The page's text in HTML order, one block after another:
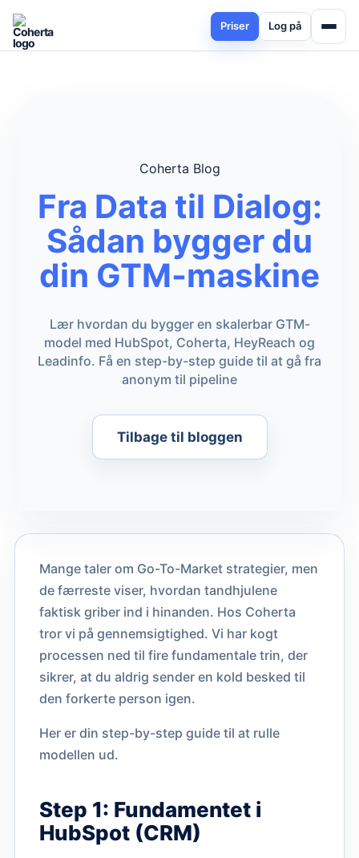
Priser Log på
Coherta Blog
Fra Data til Dialog:
Sådan bygger du
din GTM-maskine
Lær hvordan du bygger en skalerbar GTM-
model med HubSpot, Coherta, HeyReach og
Leadinfo. Få en step-by-step guide til at gå fra
anonym til pipeline
Tilbage til bloggen
Mange taler om Go-To-Market strategier, men
de færreste viser, hvordan tandhjulene
faktisk griber ind i hinanden. Hos Coherta
tror vi på gennemsigtighed. Vi har kogt
processen ned til fire fundamentale trin, der
sikrer, at du aldrig sender en kold besked til
den forkerte person igen.
Her er din step-by-step guide til at rulle
modellen ud.
Step 1: Fundamentet i
HubSpot (CRM)